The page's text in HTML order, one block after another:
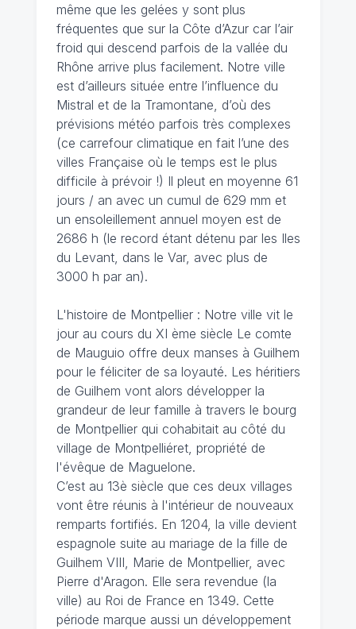
même que les gelées y sont plus
fréquentes que sur la Côte d’Azur car l’air
froid qui descend parfois de la vallée du
Rhône arrive plus facilement. Notre ville
est d’ailleurs située entre l’influence du
Mistral et de la Tramontane, d’où des
prévisions météo parfois très complexes
(ce carrefour climatique en fait l’une des
villes Française où le temps est le plus
difficile à prévoir !) Il pleut en moyenne 61
jours / an avec un cumul de 629 mm et
un ensoleillement annuel moyen est de
2686 h (le record étant détenu par les Iles
du Levant, dans le Var, avec plus de
3000 h par an).
L'histoire de Montpellier : Notre ville vit le
jour au cours du XI ème siècle Le comte
de Mauguio offre deux manses à Guilhem
pour le féliciter de sa loyauté. Les héritiers
de Guilhem vont alors développer la
grandeur de leur famille à travers le bourg
de Montpellier qui cohabitait au côté du
village de Montpelliéret, propriété de
l'évêque de Maguelone.
C’est au 13è siècle que ces deux villages
vont être réunis à l'intérieur de nouveaux
remparts fortifiés. En 1204, la ville devient
espagnole suite au mariage de la fille de
Guilhem VIII, Marie de Montpellier, avec
Pierre d'Aragon. Elle sera revendue (la
ville) au Roi de France en 1349. Cette
période marque aussi un développement